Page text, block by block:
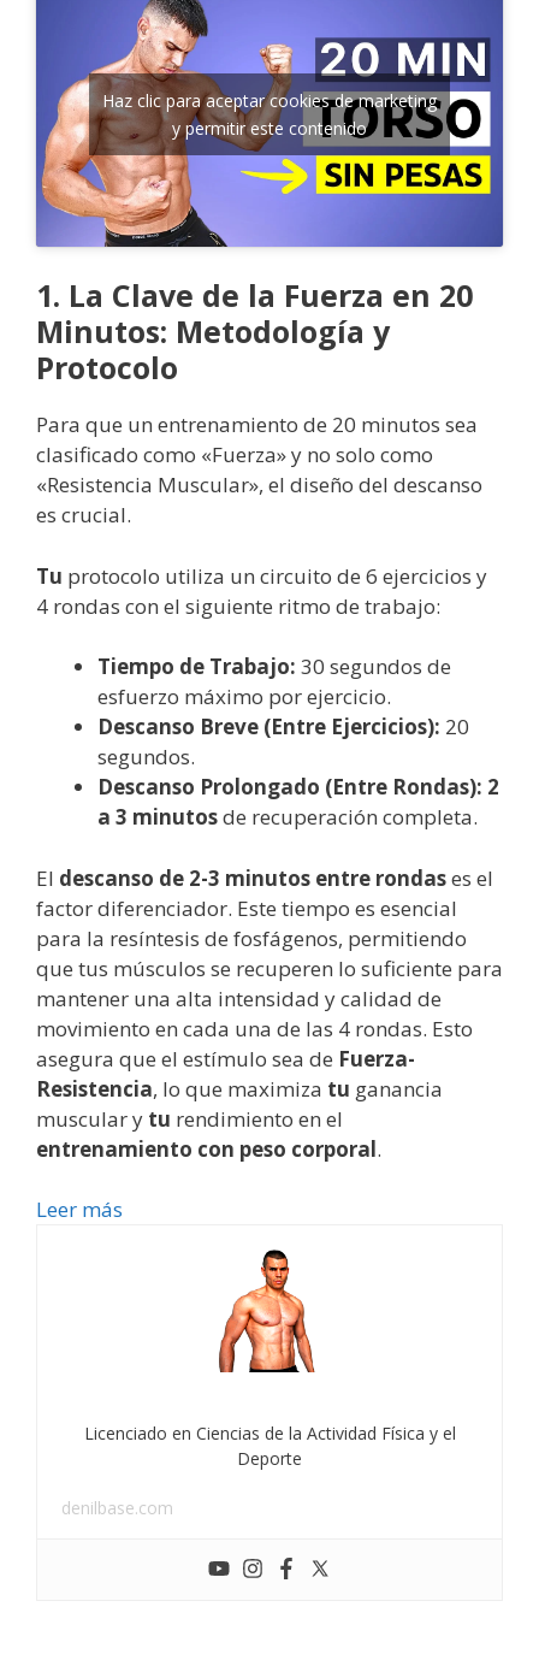
Haz clic para aceptar cookies de marketing
y permitir este contenido
1. La Clave de la Fuerza en 20
Minutos: Metodología y
Protocolo
Para que un entrenamiento de 20 minutos sea
clasificado como «Fuerza» y no solo como
«Resistencia Muscular», el diseño del descanso
es crucial.
Tu protocolo utiliza un circuito de 6 ejercicios y
4 rondas con el siguiente ritmo de trabajo:
Tiempo de Trabajo: 30 segundos de
esfuerzo máximo por ejercicio.
Descanso Breve (Entre Ejercicios): 20
segundos.
Descanso Prolongado (Entre Rondas): 2
a 3 minutosde recuperación completa.
El descanso de 2-3 minutos entre rondases el
factor diferenciador. Este tiempo es esencial
para la resíntesis de fosfágenos, permitiendo
que tus músculos se recuperen lo suficiente para
mantener una alta intensidad y calidad de
movimiento en cada una de las 4 rondas. Esto
asegura que el estímulo sea de Fuerza-
Resistencia, lo que maximiza tu ganancia
muscular y tu rendimiento en el
entrenamiento con peso corporal.
Leer más
Licenciado en Ciencias de la Actividad Física y el
Deporte
denilbase.com